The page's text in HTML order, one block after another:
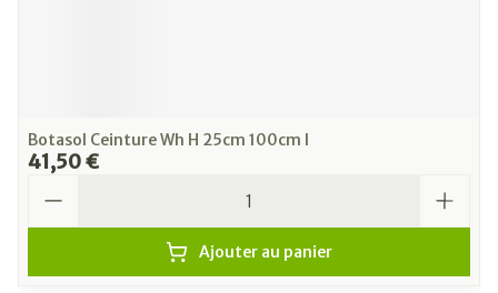
Botasol Ceinture Wh H 25cm 100cm l
41,50 €
Ajouter au panier